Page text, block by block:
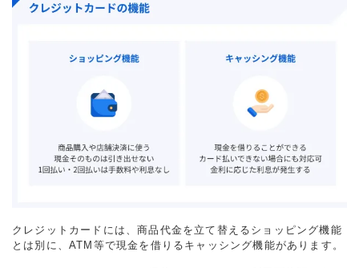
クレジットカードには、商品代金を立て替えるショッピング機能
とは別に、ATM等で現金を借りるキャッシング機能があります。